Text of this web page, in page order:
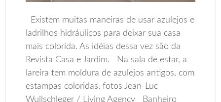
Existem muitas maneiras de usar azulejos e
ladrilhos hidráulicos para deixar sua casa
mais colorida. As idéias dessa vez são da
Revista Casa e Jardim. Na sala de estar, a
lareira tem moldura de azulejos antigos, com
estampas coloridas. fotos Jean-Luc
Wullschleger / Living Agency Banheiro